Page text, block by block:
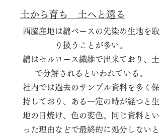
土から育ち 土へと還る
西脇産地は綿ベースの先染め生地を取
り扱うことが多い。
綿はセルロース繊維で出来ており、土
で分解されるといわれている。
社内では過去のサンプル資料を多く保
持しており、ある一定の時が経つと生
地の日焼け、色の変色、同じ資料とい
った理由などで最終的に処分しないと